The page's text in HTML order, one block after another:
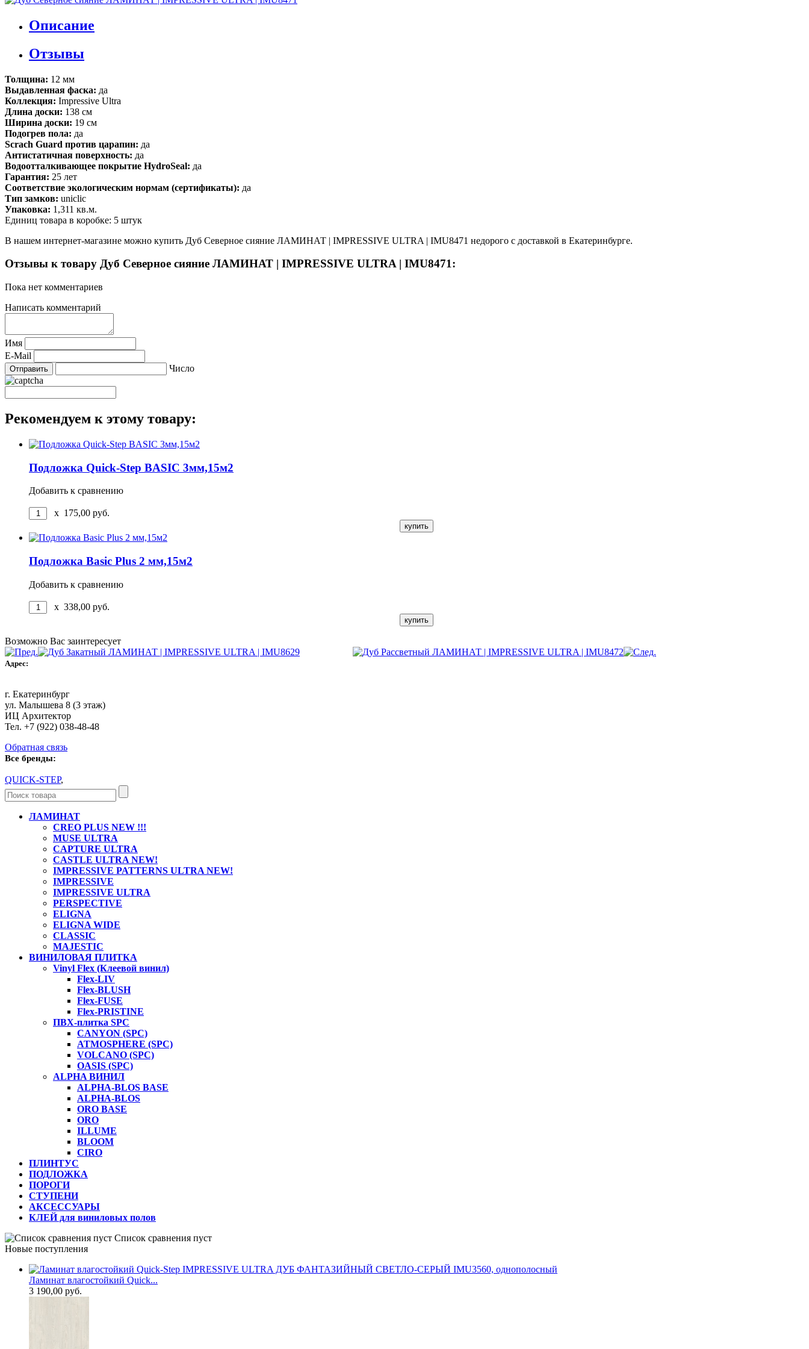
Описание
Отзывы
Толщина: 12 мм
Выдавленная фаска: да
Коллекция: Impressive Ultra
Длина доски: 138 см
Ширина доски: 19 см
Подогрев пола: да
Scrach Guard против царапин: да
Антистатичная поверхность: да
Водоотталкивающее покрытие HydroSeal: да
Гарантия: 25 лет
Соответствие экологическим нормам (сертификаты): да
Тип замков: uniclic
Упаковка: 1,311 кв.м.
Единиц товара в коробке: 5 штук
В нашем интернет-магазине можно купить Дуб Северное сияние ЛАМИНАТ | IMPRESSIVE ULTRA | IMU8471 недорого с доставкой в Екатеринбурге.
Отзывы к товару Дуб Северное сияние ЛАМИНАТ | IMPRESSIVE ULTRA | IMU8471:
Пока нет комментариев
Написать комментарий
Имя
E-Mail
Число
Рекомендуем к этому товару:
Подложка Quick-Step BASIC 3мм,15м2
Добавить к сравнению
x 175,00 руб.
Подложка Basic Plus 2 мм,15м2
Добавить к сравнению
x 338,00 руб.
Возможно Вас заинтересует
Адрес:
г. Екатеринбург
ул. Малышева 8 (3 этаж)
ИЦ Архитектор
Тел. +7 (922) 038-48-48
Обратная связь
Все бренды:
QUICK-STEP,
ЛАМИНАТ
CREO PLUS NEW !!!
MUSE ULTRA
CAPTURE ULTRA
CASTLE ULTRA NEW!
IMPRESSIVE PATTERNS ULTRA NEW!
IMPRESSIVE
IMPRESSIVE ULTRA
PERSPECTIVE
ELIGNA
ELIGNA WIDE
CLASSIC
MAJESTIC
ВИНИЛОВАЯ ПЛИТКА
Vinyl Flex (Клеевой винил)
Flex-LIV
Flex-BLUSH
Flex-FUSE
Flex-PRISTINE
ПВХ-плитка SPC
CANYON (SPC)
ATMOSPHERE (SPC)
VOLCANO (SPC)
OASIS (SPC)
ALPHA ВИНИЛ
ALPHA-BLOS BASE
ALPHA-BLOS
ORO BASE
ORO
ILLUME
BLOOM
CIRO
ПЛИНТУС
ПОДЛОЖКА
ПОРОГИ
СТУПЕНИ
АКСЕССУАРЫ
КЛЕЙ для виниловых полов
Список сравнения пуст
Новые поступления
Ламинат влагостойкий Quick...
3 190,00 руб.